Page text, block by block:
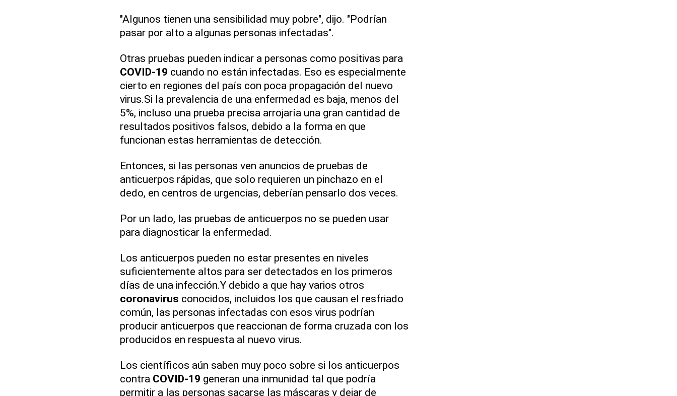
"Algunos tienen una sensibilidad muy pobre", dijo. "Podrían
pasar por alto a algunas personas infectadas".
Otras pruebas pueden indicar a personas como positivas para
COVID-19 cuando no están infectadas. Eso es especialmente
cierto en regiones del país con poca propagación del nuevo
virus.Si la prevalencia de una enfermedad es baja, menos del
5%, incluso una prueba precisa arrojaría una gran cantidad de
resultados positivos falsos, debido a la forma en que
funcionan estas herramientas de detección.
Entonces, si las personas ven anuncios de pruebas de
anticuerpos rápidas, que solo requieren un pinchazo en el
dedo, en centros de urgencias, deberían pensarlo dos veces.
Por un lado, las pruebas de anticuerpos no se pueden usar
para diagnosticar la enfermedad.
Los anticuerpos pueden no estar presentes en niveles
suficientemente altos para ser detectados en los primeros
días de una infección.Y debido a que hay varios otros
coronavirus conocidos, incluidos los que causan el resfriado
común, las personas infectadas con esos virus podrían
producir anticuerpos que reaccionan de forma cruzada con los
producidos en respuesta al nuevo virus.
Los científicos aún saben muy poco sobre si los anticuerpos
contra COVID-19 generan una inmunidad tal que podría
permitir a las personas sacarse las máscaras y dejar de